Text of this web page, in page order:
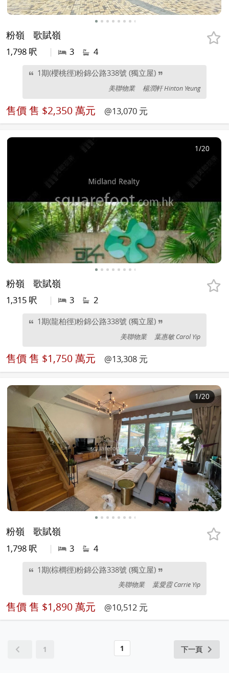
粉嶺 歌賦嶺
1,798 呎 | 3 4
1期(櫻桃徑)粉錦公路338號 (獨立屋)
美聯物業 楊潤軒 Hinton Yeung
售價 售 $2,350 萬元 @13,070 元
1/20
粉嶺 歌賦嶺
1,315 呎 | 3 2
1期(龍柏徑)粉錦公路338號 (獨立屋)
美聯物業 葉惠敏 Carol Yip
售價 售 $1,750 萬元 @13,308 元
1/20
粉嶺 歌賦嶺
1,798 呎 | 3 4
1期(棕櫚徑)粉錦公路338號 (獨立屋)
美聯物業 葉愛霞 Carrie Yip
售價 售 $1,890 萬元 @10,512 元
1 1 下一頁